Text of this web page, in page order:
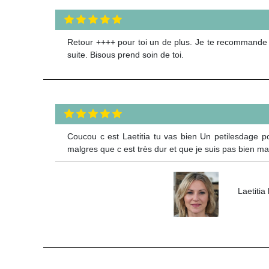
Retour ++++ pour toi un de plus. Je te
suite. Bisous prend soin de toi.
Coucou c est Laetitia tu vas bien Un petilesdage
malgres que c est très dur et que je suis pas bien
Laetitia